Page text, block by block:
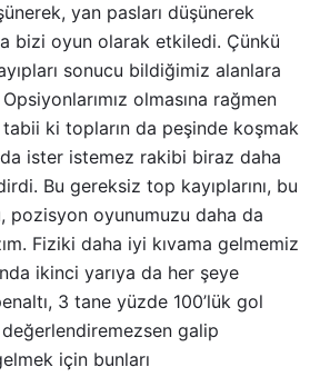
yan pasları düşünerek
bizi oyun olarak etkiledi. Çünkü
sonucu bildiğimiz alanlara
olmasına rağmen
ki topların da peşinde koşmak
ister istemez rakibi biraz daha
Bu gereksiz top kayıplarını, bu
pozisyon oyunumuzu daha da
Fiziki daha iyi kıvama gelmemiz
ikinci yarıya da her şeye
3 tane yüzde 100’lük gol
galip
için bunları